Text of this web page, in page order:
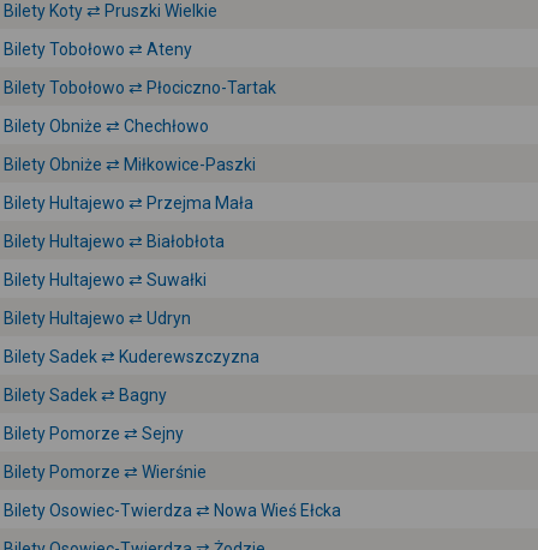
Bilety Koty ⇄ Pruszki Wielkie
Bilety Tobołowo ⇄ Ateny
Bilety Tobołowo ⇄ Płociczno-Tartak
Bilety Obniże ⇄ Chechłowo
Bilety Obniże ⇄ Miłkowice-Paszki
Bilety Hultajewo ⇄ Przejma Mała
Bilety Hultajewo ⇄ Białobłota
Bilety Hultajewo ⇄ Suwałki
Bilety Hultajewo ⇄ Udryn
Bilety Sadek ⇄ Kuderewszczyzna
Bilety Sadek ⇄ Bagny
Bilety Pomorze ⇄ Sejny
Bilety Pomorze ⇄ Wierśnie
Bilety Osowiec-Twierdza ⇄ Nowa Wieś Ełcka